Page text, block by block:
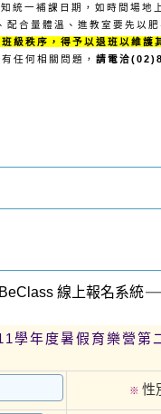
統一補課日期，如時間場地
合量體溫、進教室要先以肥
級秩序，得予以退班以維護
任何相關問題， 請電洽
BeClass 線上報名系統
學年度暑假育樂營第
※ 性